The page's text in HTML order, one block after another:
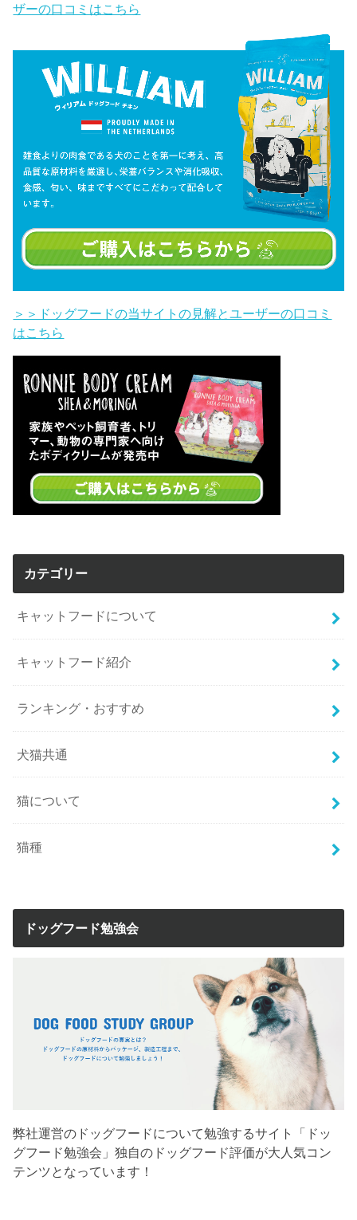
ザーの口コミはこちら
＞＞ドッグフードの当サイトの見解とユーザーの口コミ
はこちら
カテゴリー
キャットフードについて
キャットフード紹介
ランキング・おすすめ
犬猫共通
猫について
猫種
ドッグフード勉強会
弊社運営のドッグフードについて勉強するサイト「ドッ
グフード勉強会」独自のドッグフード評価が大人気コン
テンツとなっています！